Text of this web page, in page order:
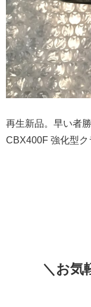
再生新品。早い者勝
CBX400F 強化型ク
＼お気